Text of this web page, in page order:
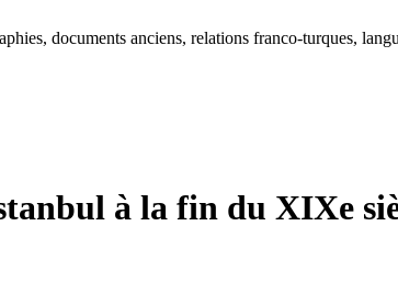
documents anciens, relations franco-turques,
à la fin du XIXe